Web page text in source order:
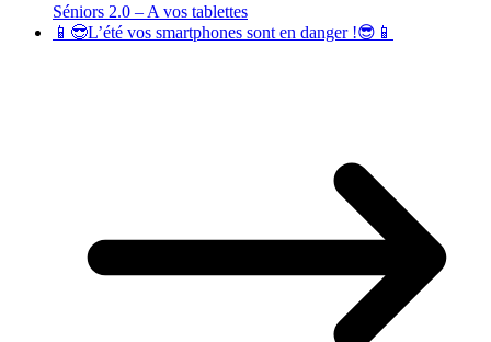
Séniors 2.0 – A vos tablettes
📱😎L’été vos smartphones sont en danger !😎📱